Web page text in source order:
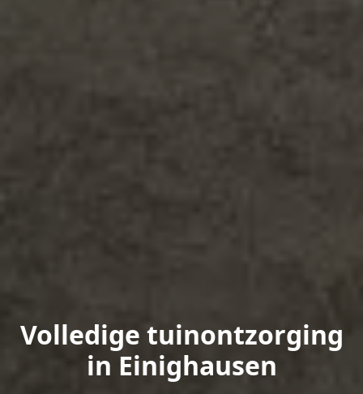
Volledige tuinontzorging
in Einighausen